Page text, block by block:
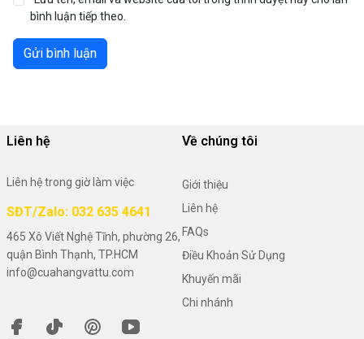
bình luận tiếp theo.
Gửi bình luận
Liên hệ
Liên hệ trong giờ làm việc
SĐT/Zalo: 032 635 4641
465 Xô Viết Nghệ Tĩnh, phường 26,
quận Bình Thạnh, TP.HCM
info@cuahangvattu.com
Về chúng tôi
Giới thiệu
Liên hệ
FAQs
Điều Khoản Sử Dụng
Khuyến mãi
Chi nhánh